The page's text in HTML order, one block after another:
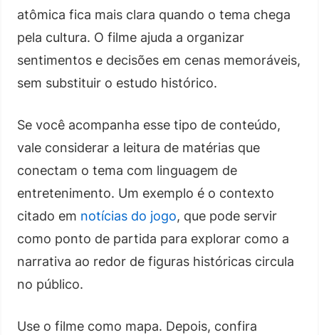
atômica fica mais clara quando o tema chega
pela cultura. O filme ajuda a organizar
sentimentos e decisões em cenas memoráveis,
sem substituir o estudo histórico.
Se você acompanha esse tipo de conteúdo,
vale considerar a leitura de matérias que
conectam o tema com linguagem de
entretenimento. Um exemplo é o contexto
citado em notícias do jogo, que pode servir
como ponto de partida para explorar como a
narrativa ao redor de figuras históricas circula
no público.
Use o filme como mapa. Depois, confira